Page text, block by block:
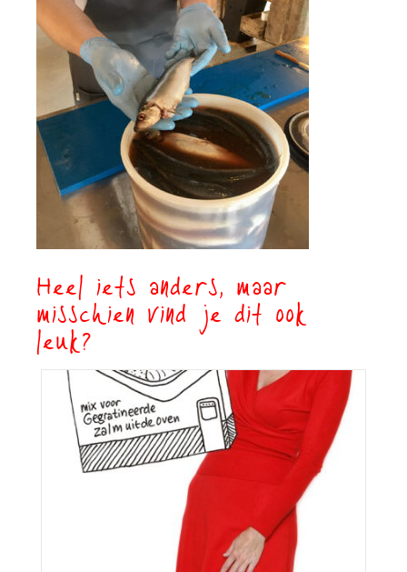
Heel iets anders, maar
misschien vind je dit ook
leuk?